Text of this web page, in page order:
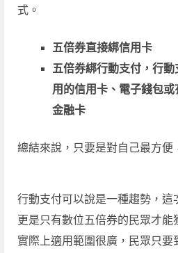
式。
五倍券直接綁信用卡
五倍券綁行動支付，行
用的信用卡、電子錢包或
金融卡
總結來說，只要是對自己最方便
行動支付可以說是一種趨勢，這
更是只有數位五倍券的民眾才能
實際上適用範圍很廣，民眾只要